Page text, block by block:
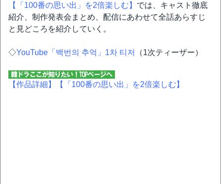
【「100番の思い出」を2倍楽しむ】 では、キャスト徹底
紹介、制作発表会まとめ、配信にあわせて全話あらすじ
と見どころを紹介していく。
◇YouTube「백번의 추억」1차 티저 （1次ティーザー）
【作品詳細】 【「100番の思い出」を2倍楽しむ】